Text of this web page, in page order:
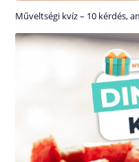
Műveltségi kvíz – 10 kérdés,